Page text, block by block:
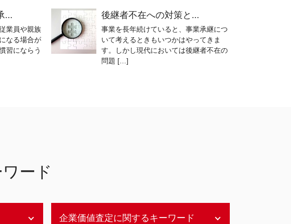
...
業員や親族
なる場合が
習にならう
後継者不在への対策と...
事業を長年続けていると、事業承継につ
いて考えるときもいつかはやってきま
す。しかし現代においては後継者不在の
問題 […]
ード
企業価値査定に関するキーワード